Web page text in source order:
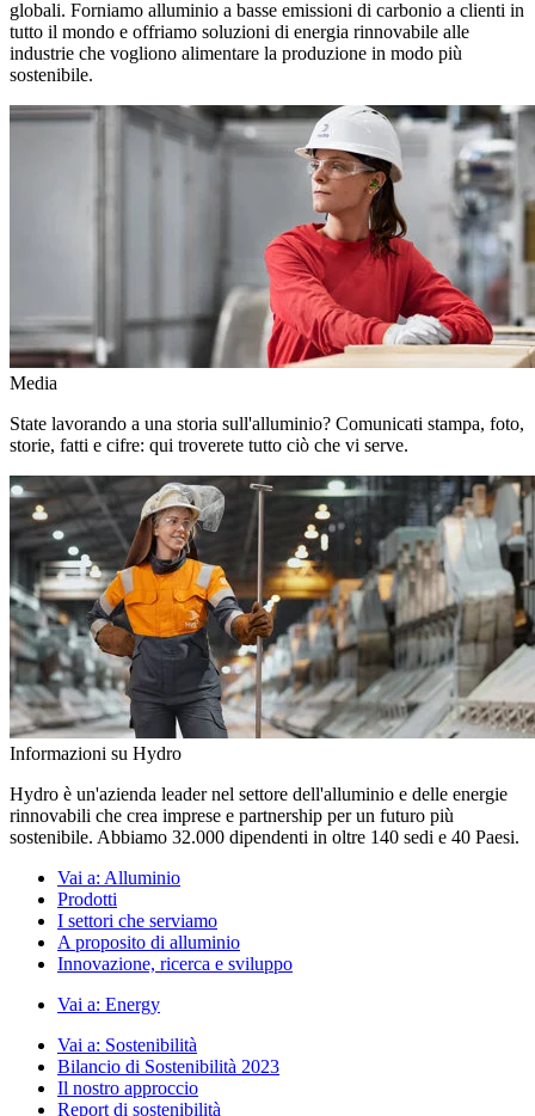
globali. Forniamo alluminio a basse emissioni di carbonio a clienti in
tutto il mondo e offriamo soluzioni di energia rinnovabile alle
industrie che vogliono alimentare la produzione in modo più
sostenibile.
Media
State lavorando a una storia sull'alluminio? Comunicati stampa, foto,
storie, fatti e cifre: qui troverete tutto ciò che vi serve.
Informazioni su Hydro
Hydro è un'azienda leader nel settore dell'alluminio e delle energie
rinnovabili che crea imprese e partnership per un futuro più
sostenibile. Abbiamo 32.000 dipendenti in oltre 140 sedi e 40 Paesi.
Vai a: Alluminio
Prodotti
I settori che serviamo
A proposito di alluminio
Innovazione, ricerca e sviluppo
Vai a: Energy
Vai a: Sostenibilità
Bilancio di Sostenibilità 2023
Il nostro approccio
Report di sostenibilità